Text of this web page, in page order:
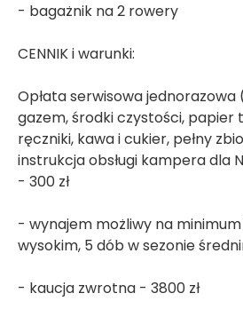
- bagażnik na 2 rowery
CENNIK i warunki:
Opłata serwisowa jednorazowa
gazem, środki czystości, papier
ręczniki, kawa i cukier, pełny
instrukcja obsługi kampera dla
- 300 zł
- wynajem możliwy na
wysokim, 5 dób w sezonie
- kaucja zwrotna - 3800 zł